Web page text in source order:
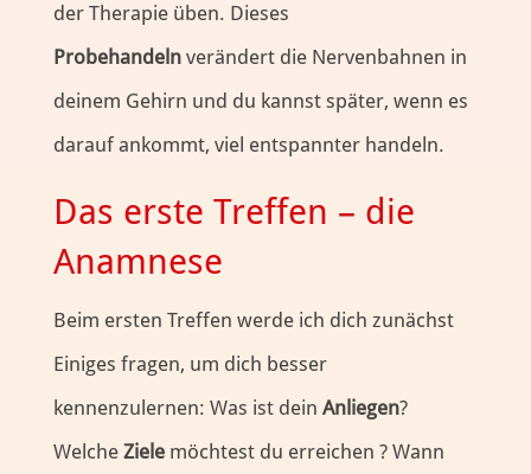
der Therapie üben. Dieses
Probehandeln verändert die Nervenbahnen in
deinem Gehirn und du kannst später, wenn es
darauf ankommt, viel entspannter handeln.
Das erste Treffen – die
Anamnese
Beim ersten Treffen werde ich dich zunächst
Einiges fragen, um dich besser
kennenzulernen: Was ist dein Anliegen?
Welche Zielemöchtest du erreichen ? Wann